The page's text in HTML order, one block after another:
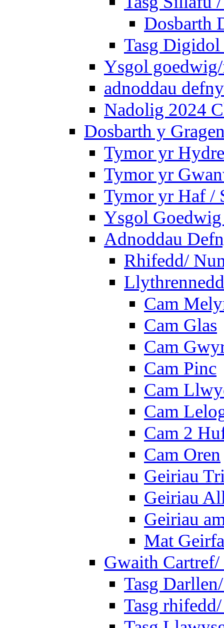
Dosbarth
Tasg
Ysgol
adnoddau
Nadolig 2024
Dosbarth y
Tymor yr
Tymor yr
Tymor yr Haf /
Ysgol
Adnoddau
Rhifedd/
Cam
Cam Glas
Cam
Cam Pinc
Cam
Cam
Cam 2
Cam Oren
Geiriau
Geiriau
Geiriau
Mat
Gwaith
Tasg
Tasg